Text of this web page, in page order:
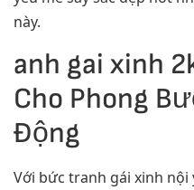
này.
anh gai xinh
Cho Phong
Động
Với bức tranh gái xinh